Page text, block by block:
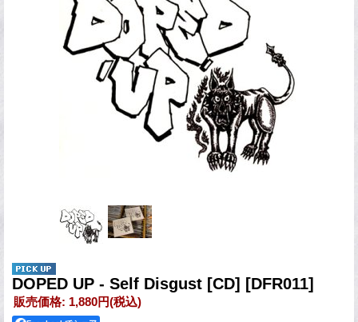
DOPED UP - Self Disgust [CD] [DFR011]
販売価格: 1,880円(税込)